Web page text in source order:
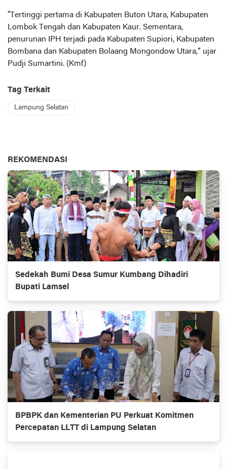
“Tertinggi pertama di Kabupaten Buton Utara, Kabupaten
Lombok Tengah dan Kabupaten Kaur. Sementara,
penurunan IPH terjadi pada Kabupaten Supiori, Kabupaten
Bombana dan Kabupaten Bolaang Mongondow Utara,” ujar
Pudji Sumartini. (Kmf)
Tag Terkait
Lampung Selatan
REKOMENDASI
Sedekah Bumi Desa Sumur Kumbang Dihadiri
Bupati Lamsel
BPBPK dan Kementerian PU Perkuat Komitmen
Percepatan LLTT di Lampung Selatan